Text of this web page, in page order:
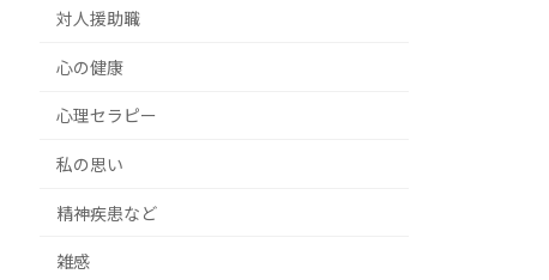
対人援助職
心の健康
心理セラピー
私の思い
精神疾患など
雑感